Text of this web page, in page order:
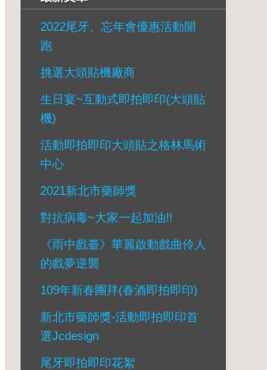
2022尾牙、忘年會優惠活動開
跑
挑選大頭貼機廠商
生日宴~互動式即拍即印(大頭貼
機)
活動即拍即印大頭貼之格林馬術
中心
2021新北市藥師獎
對抗病毒~大家一起加油!!
《雨中戲臺》華麗啟動戲曲伶人
的戲夢逆襲
109年新春團拜(春酒即拍即印)
新北市藥師獎-活動即拍即印首
選Jcdesign
尾牙即拍即印花絮